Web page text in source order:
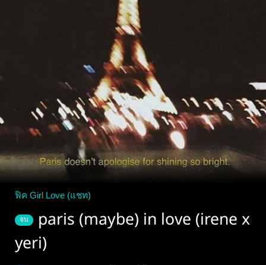
ฟิค Girl Love (แชท)
จบ
paris (maybe) in love (irene x
yeri)